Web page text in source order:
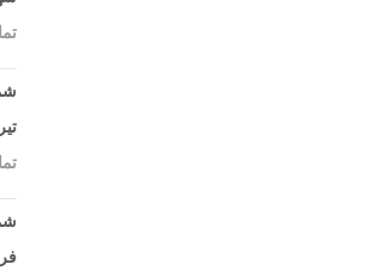
تیر ۱۴۰۳